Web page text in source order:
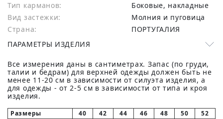
Тип карманов:
Боковые, накладные
Вид застежки:
Молния и пуговица
Страна:
ПОРТУГАЛИЯ
ПАРАМЕТРЫ ИЗДЕЛИЯ
Все измерения даны в сантиметрах. Запас (по груди,
талии и бедрам) для верхней одежды должен быть не
менее 11-20 см в зависимости от силуэта изделия, а
для одежды - от 2-5 см в зависимости от типа и кроя
изделия.
Размеры 40 42 44 46 48 50
52